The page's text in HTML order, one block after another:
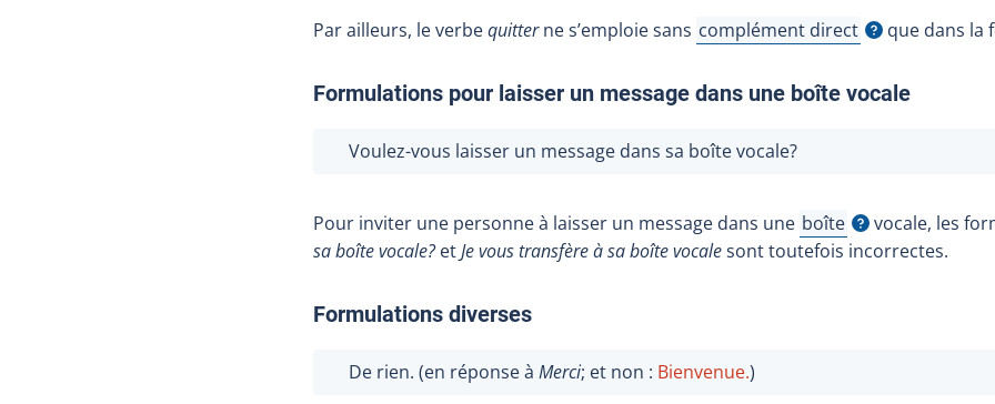
Par ailleurs, le verbequitterne s’emploie sans complément direct
Afficher l'infobulle que dans la
Formulations pour laisser un message dans une boîte vocale
Voulez-vous laisser un message dans sa boîte vocale?
Pour inviter une personne à laisser un message dans une boîte
Afficher l'infobulle
vocale, les
sa boîte vocale?etJe vous transfère à sa boîte vocalesont toutefois incorrectes.
Formulations diverses
De rien. (en réponse à Merci; et non : Bienvenue.)